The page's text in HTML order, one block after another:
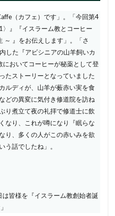
（カフェ）です」。「今回第4
』『イスラーム教とコーヒー
～ 』をお伝えします」。「さ
した『アビシニアの山羊飼いカ
においてコーヒーが秘薬として登
たストーリーとなっていました
ルディが、山羊が薮赤い実を食
どの異変に気付き修道院を訪ね
り煮立て夜の礼拝で修道士に飲
なり、これが噂になり『眠らな
り、多くの人がこの赤いみを欲
う話でしたね」。
は皆様を『イスラーム教創始者誕